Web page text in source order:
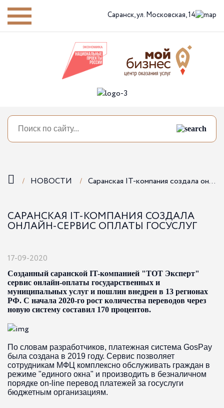
Саранск,ул. Московская, 14
НОВОСТИ Саранская IT-компания создала онлайн-сервис оплаты госуслуг
САРАНСКАЯ IT-КОМПАНИЯ СОЗДАЛА
ОНЛАЙН-СЕРВИС ОПЛАТЫ ГОСУСЛУГ
17-09-2020
Созданный саранской IT-компанией "ТОТ Эксперт"
сервис онлайн-оплаты государственных и
муниципальных услуг и пошлин внедрен в 13 регионах
РФ. С начала 2020-го рост количества переводов через
новую систему составил 170 процентов.
По словам разработчиков, платежная система GosPay
была создана в 2019 году. Сервис позволяет
сотрудникам МФЦ комплексно обслуживать граждан в
режиме "единого окна" и производить в безналичном
порядке on-line перевод платежей за госуслуги
бюджетным организациям.